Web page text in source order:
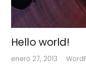
Hello world!
enero 27, 2013